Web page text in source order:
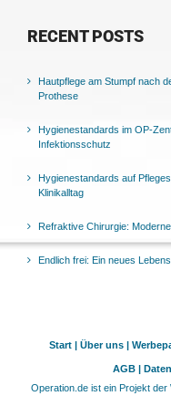
RECENT POSTS
Hautpflege am Stumpf nach
Prothese
Hygienestandards im OP-
Infektionsschutz
Hygienestandards auf
Klinikalltag
Refraktive Chirurgie:
Endlich frei: Ein neues
Start | Über uns |
AGB |
Operation.de ist ein Projekt